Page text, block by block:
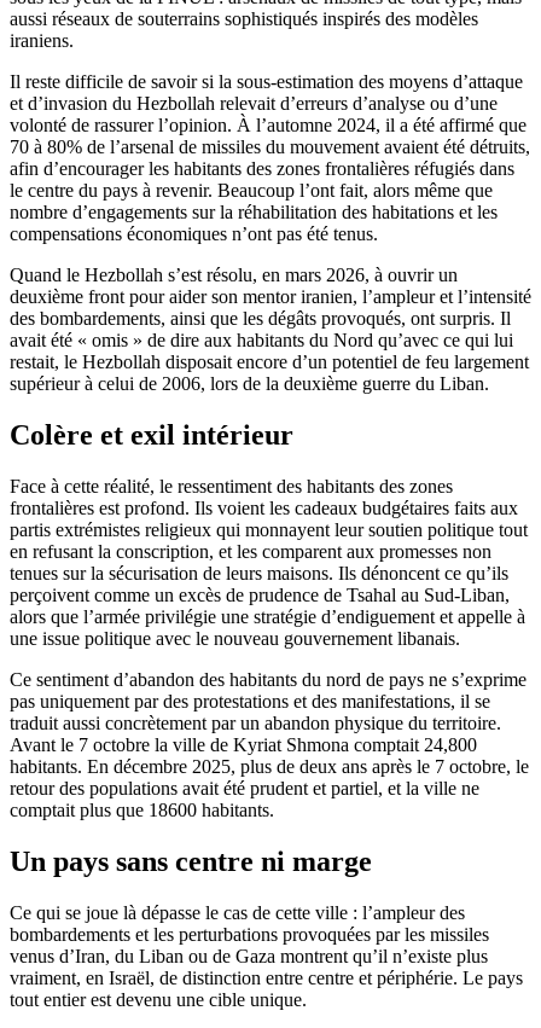
aussi réseaux de souterrains sophistiqués inspirés des modèles
iraniens.
Il reste difficile de savoir si la sous-estimation des moyens d’attaque
et d’invasion du Hezbollah relevait d’erreurs d’analyse ou d’une
volonté de rassurer l’opinion. À l’automne 2024, il a été affirmé que
70 à 80% de l’arsenal de missiles du mouvement avaient été détruits,
afin d’encourager les habitants des zones frontalières réfugiés dans
le centre du pays à revenir. Beaucoup l’ont fait, alors même que
nombre d’engagements sur la réhabilitation des habitations et les
compensations économiques n’ont pas été tenus.
Quand le Hezbollah s’est résolu, en mars 2026, à ouvrir un
deuxième front pour aider son mentor iranien, l’ampleur et l’intensité
des bombardements, ainsi que les dégâts provoqués, ont surpris. Il
avait été « omis » de dire aux habitants du Nord qu’avec ce qui lui
restait, le Hezbollah disposait encore d’un potentiel de feu largement
supérieur à celui de 2006, lors de la deuxième guerre du Liban.
Colère et exil intérieur
Face à cette réalité, le ressentiment des habitants des zones
frontalières est profond. Ils voient les cadeaux budgétaires faits aux
partis extrémistes religieux qui monnayent leur soutien politique tout
en refusant la conscription, et les comparent aux promesses non
tenues sur la sécurisation de leurs maisons. Ils dénoncent ce qu’ils
perçoivent comme un excès de prudence de Tsahal au Sud-Liban,
alors que l’armée privilégie une stratégie d’endiguement et appelle à
une issue politique avec le nouveau gouvernement libanais.
Ce sentiment d’abandon des habitants du nord de pays ne s’exprime
pas uniquement par des protestations et des manifestations, il se
traduit aussi concrètement par un abandon physique du territoire.
Avant le 7 octobre la ville de Kyriat Shmona comptait 24,800
habitants. En décembre 2025, plus de deux ans après le 7 octobre, le
retour des populations avait été prudent et partiel, et la ville ne
comptait plus que 18600 habitants.
Un pays sans centre ni marge
Ce qui se joue là dépasse le cas de cette ville : l’ampleur des
bombardements et les perturbations provoquées par les missiles
venus d’Iran, du Liban ou de Gaza montrent qu’il n’existe plus
vraiment, en Israël, de distinction entre centre et périphérie. Le pays
tout entier est devenu une cible unique.